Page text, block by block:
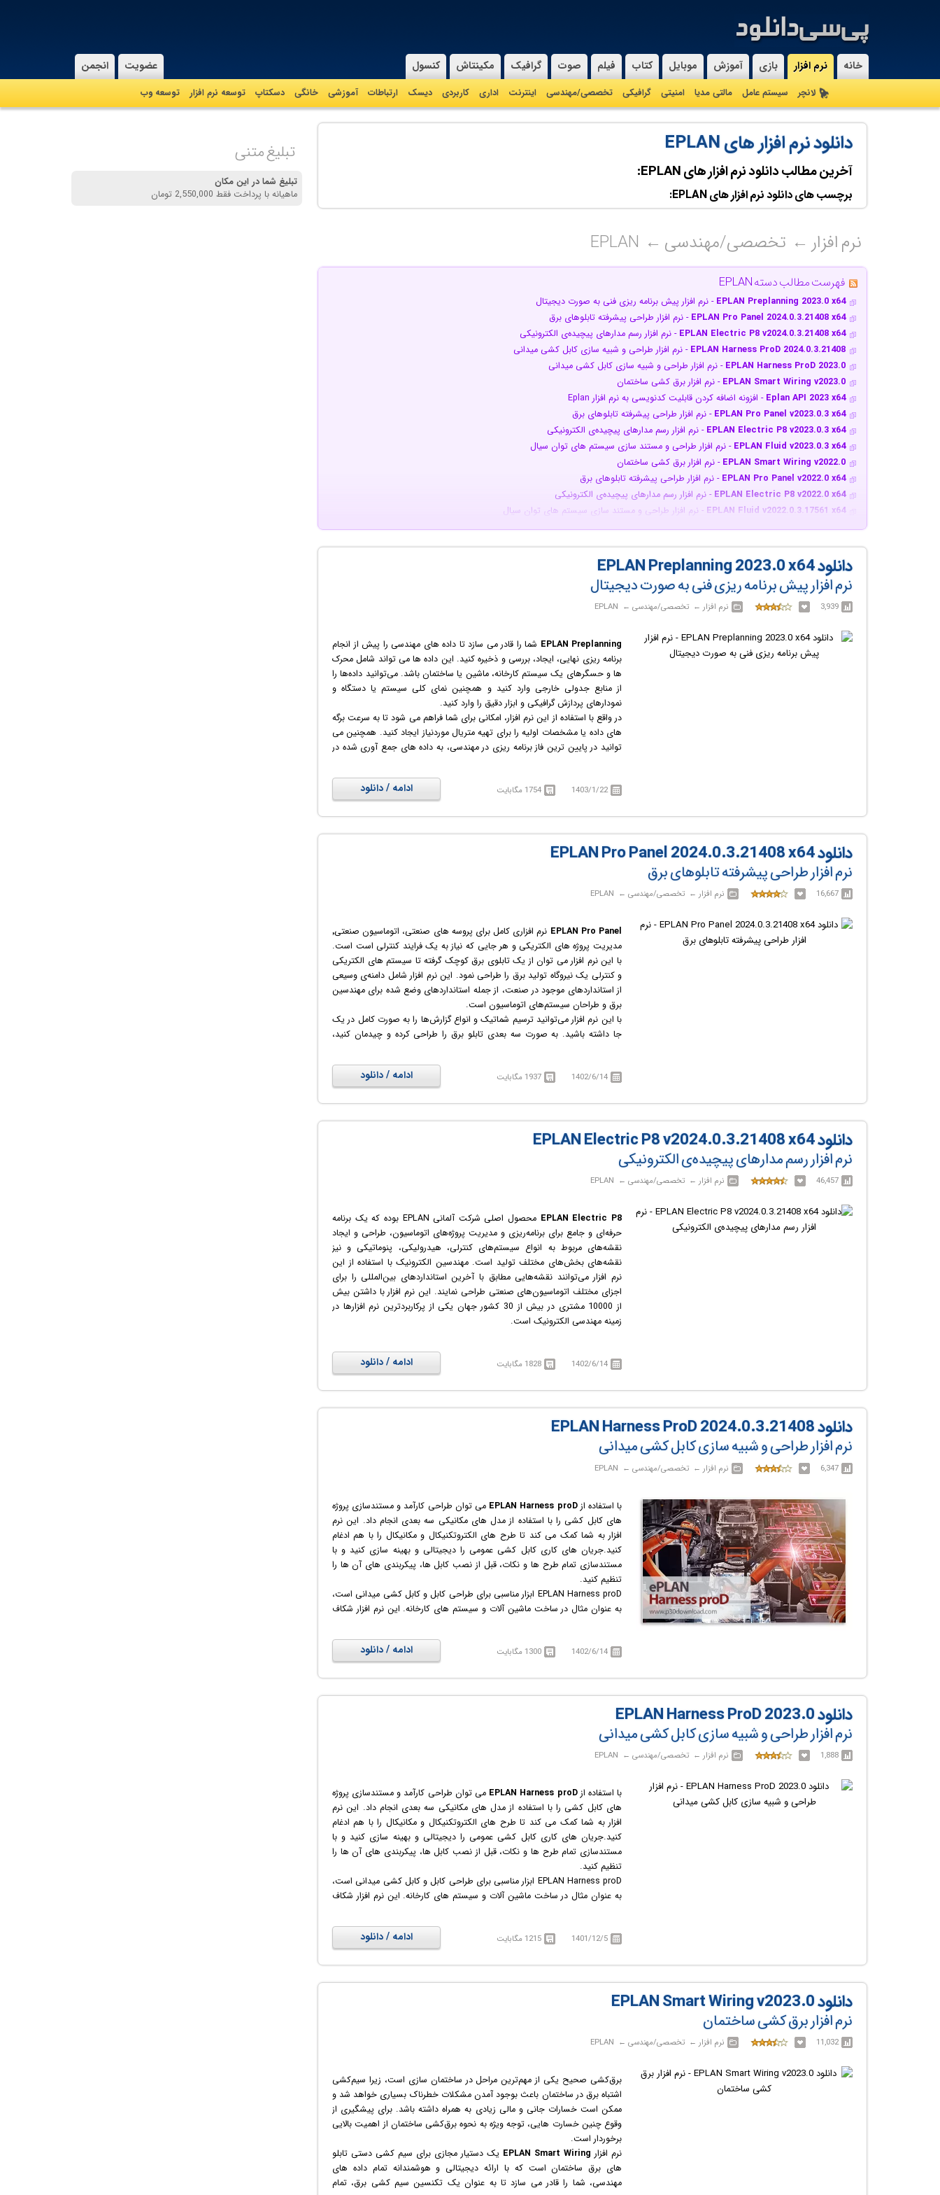
خانه نرم افزار
لانچر سیستم عامل مالتی مدیا امنیتی گرافیکی تخصصی/مهندسی اینترنت اداری کاربردی دیسک ارتباطات آموزشی خانگی دسکتاپ توسعه نرم افزار توسعه وب
بازی آموزش موبایل کتاب فیلم صوت گرافیک مکینتاش کنسول انجمن عضویت
دانلود نرم افزار های EPLAN
آخرین مطالب دانلود نرم افزار های EPLAN:
برچسب های دانلود نرم افزار های EPLAN:
نرم افزار تخصصی/مهندسی EPLAN
فهرست مطالب دسته EPLAN
EPLAN Preplanning 2023.0 x64 - نرم افزار پیش برنامه ریزی فنی به صورت دیجیتال
EPLAN Pro Panel 2024.0.3.21408 x64 - نرم افزار طراحی پیشرفته تابلوهای برق
EPLAN Electric P8 v2024.0.3.21408 x64 - نرم افزار رسم مدارهای پیچیده‌ی الکترونیکی
EPLAN Harness ProD 2024.0.3.21408 - نرم افزار طراحی و شبیه سازی کابل کشی میدانی
EPLAN Harness ProD 2023.0 - نرم افزار طراحی و شبیه سازی کابل کشی میدانی
EPLAN Smart Wiring v2023.0 - نرم افزار برق کشی ساختمان
Eplan API 2023 x64 - افزونه اضافه کردن قابلیت کدنویسی به نرم افزار Eplan
EPLAN Pro Panel v2023.0.3 x64 - نرم افزار طراحی پیشرفته تابلوهای برق
EPLAN Electric P8 v2023.0.3 x64 - نرم افزار رسم مدارهای پیچیده‌ی الکترونیکی
EPLAN Fluid v2023.0.3 x64 - نرم افزار طراحی و مستند سازی سیستم های توان سیال
EPLAN Smart Wiring v2022.0 - نرم افزار برق کشی ساختمان
EPLAN Pro Panel v2022.0 x64 - نرم افزار طراحی پیشرفته تابلوهای برق
EPLAN Electric P8 v2022.0 x64 - نرم افزار رسم مدارهای پیچیده‌ی الکترونیکی
EPLAN Fluid v2022.0.3.17561 x64 - نرم افزار طراحی و مستند سازی سیستم های توان سیال
EPLAN Fluid v2.9 SP1 Update 5 x64- نرم افزار طراحی و مستند سازی سیستم های توان سیال
EPLAN Electric P8 v2.9 SP1 Update 4 x64- نرم افزار رسم مدارهای پیچیده‌ی الکترونیکی
EPLAN Fluid v2.6.3.10395 x64- نرم افزار طراحی و مستند سازی سیستم های توان سیال
EPLAN PPE v2.6 Build 10395 x64- نرم افزار طراحی پیچیده‌ی سیستم‌های EMSR
EPLAN Pro Panel v2.6 Build 10395 x64- نرم افزار طراحی پیشرفته تابلوهای برق
دانلود EPLAN Preplanning 2023.0 x64
نرم افزار پیش برنامه ریزی فنی به صورت دیجیتال
3,939 نرم افزار‎ ← ‏ تخصصی/مهندسی‎ ← ‏ EPLAN
EPLAN Preplanning شما را قادر می سازد تا داده های مهندسی را پیش از انجام
برنامه ریزی نهایی، ایجاد، بررسی و ذخیره کنید. این داده ها می تواند شامل محرک
ها و حسگرهای یک سیستم کارخانه، ماشین یا ساختمان باشد. می‌توانید داده‌ها را
از منابع جدولی خارجی وارد کنید و همچنین نمای کلی سیستم یا دستگاه و
نمودارهای پردازش گرافیکی و ابزار دقیق را وارد کنید.
در واقع با استفاده از این نرم افزار، امکانی برای شما فراهم می شود تا به سرعت برگه
های داده یا مشخصات اولیه را برای تهیه متریال موردنیاز ایجاد کنید. همچنین می
توانید در پایین ترین فاز برنامه ریزی در مهندسی، به داده های جمع آوری شده در
1403/1/22 1754 مگابایت ادامه / دانلود
دانلود EPLAN Pro Panel 2024.0.3.21408 x64
نرم افزار طراحی پیشرفته تابلوهای برق
16,667 نرم افزار‎ ← ‏ تخصصی/مهندسی‎ ← ‏ EPLAN
EPLAN Pro Panel
نرم افزاری کامل برای پروسه های صنعتی، اتوماسیون صنعتی٬
مدیریت پروژه های الکتریکی و هر جایی که نیاز به یک فرایند کنترلی است است.
با این نرم افزار می توان از یک تابلوی برق کوچک گرفته تا سیستم های الکتریکی
و کنترلی یک نیروگاه تولید برق را طراحی نمود. این نرم افزار شامل دامنه‌ی وسیعی
از استانداردهای موجود در صنعت، از جمله استانداردهای وضع شده برای مهندسین
برق و طراحان سیستم‌های اتوماسیون است.
با این نرم افزار می‌توانید ترسیم شماتیک و انواع گزارش‌ها را به صورت کامل در یک
جا داشته باشید. به صورت سه بعدی تابلو برق را طراحی کرده و چیدمان کنید،
1402/6/14 1937 مگابایت ادامه / دانلود
دانلود EPLAN Electric P8 v2024.0.3.21408 x64
نرم افزار رسم مدارهای پیچیده‌ی الکترونیکی
46,457 نرم افزار‎ ← ‏ تخصصی/مهندسی‎ ← ‏ EPLAN
EPLAN Electric P8
محصول اصلی شرکت آلمانی EPLAN بوده که یک برنامه‌
حرفه‌ای و جامع برای برنامه‌ریزی و مدیریت پروژه‌های اتوماسیون، طراحی و ایجاد
نقشه‌های مربوط به انواع سیستم‌های کنترلی، هیدرولیکی، پنوماتیکی و نیز
نقشه‌های بخش‌های مختلف تولید است. مهندسین الکترونیک با استفاده از این
نرم افزار می‌توانند نقشه‌هایی مطابق با آخرین استانداردهای بین‌المللی را برای
اجزای مختلف اتوماسیون‌های صنعتی طراحی نمایند. این نرم افزار با داشتن بیش
از 10000 مشتری در بیش از 30 کشور جهان یکی از پرکاربردترین نرم افزارها در
زمینه مهندسی الکترونیک است.
1402/6/14 1828 مگابایت ادامه / دانلود
دانلود EPLAN Harness ProD 2024.0.3.21408
نرم افزار طراحی و شبیه سازی کابل کشی میدانی
6,347 نرم افزار‎ ← ‏ تخصصی/مهندسی‎ ← ‏ EPLAN
با استفاده ازEPLAN Harness proD می توان طراحی کارآمد و مستندسازی پروژه
های کابل کشی را با استفاده از مدل های مکانیکی سه بعدی انجام داد. این نرم
افزار به شما کمک می کند تا طرح های الکتروتکنیکال و مکانیکال را با هم ادغام
کنید.جریان های کاری کابل کشی عمومی را دیجیتالی و بهینه سازی کنید و با
مستندسازی تمام طرح ها و نکات، قبل از نصب کابل ها، پیکربندی های آن ها را
تنظیم کنید.
EPLAN Harness proD ابزار مناسبی برای طراحی کابل و کابل کشی میدانی است،
به عنوان مثال در ساخت ماشین آلات و سیستم های کارخانه. این نرم افزار شکاف
مهمترین هدف توسعه این نرم افزار، آسان نمودن فرآیند طراحی قطعات و کابل ها
بر روی مدل مکانیکی سه بعدی است. با استفاده از EPLAN Harness ProD می
توان اجزای الکتروتکنیکی برنامه ریزی شده در نرم افزارهای EPLAN Electric P8 و
EPLAN Pro Panel را به یک مدل مکانیکی سه بعدی منتقل نمود و یک نمایش
دیجیتالی از کابل کشی ایجاد کرد.
1402/6/14 1300 مگابایت ادامه / دانلود
دانلود EPLAN Harness ProD 2023.0
نرم افزار طراحی و شبیه سازی کابل کشی میدانی
1,888 نرم افزار‎ ← ‏ تخصصی/مهندسی‎ ← ‏ EPLAN
با استفاده ازEPLAN Harness proD می توان طراحی کارآمد و مستندسازی پروژه
های کابل کشی را با استفاده از مدل های مکانیکی سه بعدی انجام داد. این نرم
افزار به شما کمک می کند تا طرح های الکتروتکنیکال و مکانیکال را با هم ادغام
کنید.جریان های کاری کابل کشی عمومی را دیجیتالی و بهینه سازی کنید و با
مستندسازی تمام طرح ها و نکات، قبل از نصب کابل ها، پیکربندی های آن ها را
تنظیم کنید.
EPLAN Harness proD ابزار مناسبی برای طراحی کابل و کابل کشی میدانی است،
به عنوان مثال در ساخت ماشین آلات و سیستم های کارخانه. این نرم افزار شکاف
مهمترین هدف توسعه این نرم افزار، آسان نمودن فرآیند طراحی قطعات و کابل ها
بر روی مدل مکانیکی سه بعدی است. با استفاده از EPLAN Harness ProD می
توان اجزای الکتروتکنیکی برنامه ریزی شده در نرم افزارهای EPLAN Electric P8 و
EPLAN Pro Panel را به یک مدل مکانیکی سه بعدی منتقل نمود و یک نمایش
دیجیتالی از کابل کشی ایجاد کرد.
1401/12/5 1215 مگابایت ادامه / دانلود
دانلود EPLAN Smart Wiring v2023.0
نرم افزار برق کشی ساختمان
11,032 نرم افزار‎ ← ‏ تخصصی/مهندسی‎ ← ‏ EPLAN
برق‌کشی صحیح یکی از مهم‌ترین مراحل در ساختمان سازی است، زیرا سیم‌کشی
اشتباه برق در ساختمان باعث بوجود آمدن مشکلات خطرناک بسیاری خواهد شد و
ممکن است خسارات جانی و مالی زیادی به همراه داشته باشد. برای پیشگیری از
وقوع چنین خسارت هایی، توجه ویژه به نحوه برق‌کشی ساختمان از اهمیت بالایی
برخوردار است.
نرم افزار EPLAN Smart Wiring یک دستیار مجازی برای سیم کشی دستی تابلو
های برق ساختمان است که با ارائه دیجیتالی و هوشمندانه تمام داده های
مهندسی، شما را قادر می سازد تا به عنوان یک تکنسین سیم کشی برق، تمام
تبلیغ متنی
تبلیغ شما در این مکان
ماهیانه با پرداخت فقط 2,550,000 تومان